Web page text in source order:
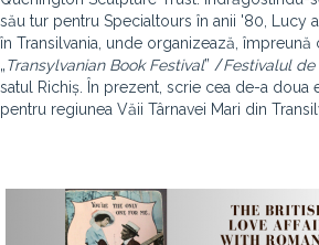
său tur pentru Specialtours în anii '80, Lucy
în Transilvania, unde organizează, împreună
„Transylvanian Book Festival” /Festivalul de
satul Richiș. În prezent, scrie cea de-a doua
pentru regiunea Văii Târnavei Mari din